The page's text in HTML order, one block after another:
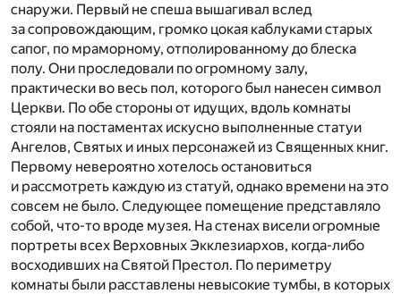
снаружи. Первый не спеша вышагивал вслед
за сопровождающим, громко цокая каблуками старых
сапог, по мраморному, отполированному до блеска
полу. Они проследовали по огромному залу,
практически во весь пол, которого был нанесен символ
Церкви. По обе стороны от идущих, вдоль комнаты
стояли на постаментах искусно выполненные статуи
Ангелов, Святых и иных персонажей из Священных книг.
Первому невероятно хотелось остановиться
и рассмотреть каждую из статуй, однако времени на это
совсем не было. Следующее помещение представляло
собой, что-то вроде музея. На стенах висели огромные
портреты всех Верховных Экклезиархов, когда-либо
восходивших на Святой Престол. По периметру
комнаты были расставлены невысокие тумбы, в которых